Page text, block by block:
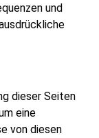
und
dieser Seiten
eine
von diesen